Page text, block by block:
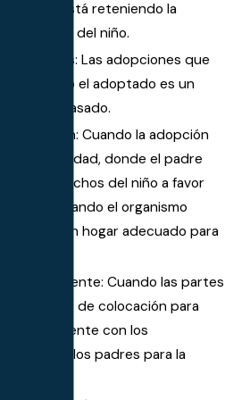
padres está reteniendo la
y el control del niño.
de adultos: Las adopciones que
cuando el adoptado es un
menor casado.
adopción: Cuando la adopción
menor de edad, donde el padre
a los derechos del niño a favor
y cuando el organismo
al niño en un hogar adecuado para
independiente: Cuando las partes
un acuerdo de colocación para
independiente con los
de los padres para la